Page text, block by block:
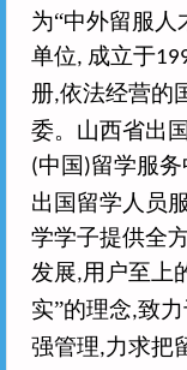
为“中外留服人
单位, 成立于
册,依法经营的
委。山西省出
(中国 )留学服
出国留学人员
学学子提供全
发展,用户至上
实”的理念,致
强管理,力求把